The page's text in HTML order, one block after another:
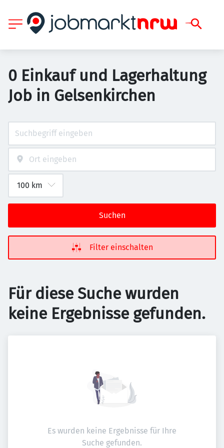
0 Einkauf und Lagerhaltung
Job in Gelsenkirchen
Suchen
Filter einschalten
Für diese Suche wurden
keine Ergebnisse gefunden.
Es wurden keine Ergebnisse für Ihre
Suche gefunden.